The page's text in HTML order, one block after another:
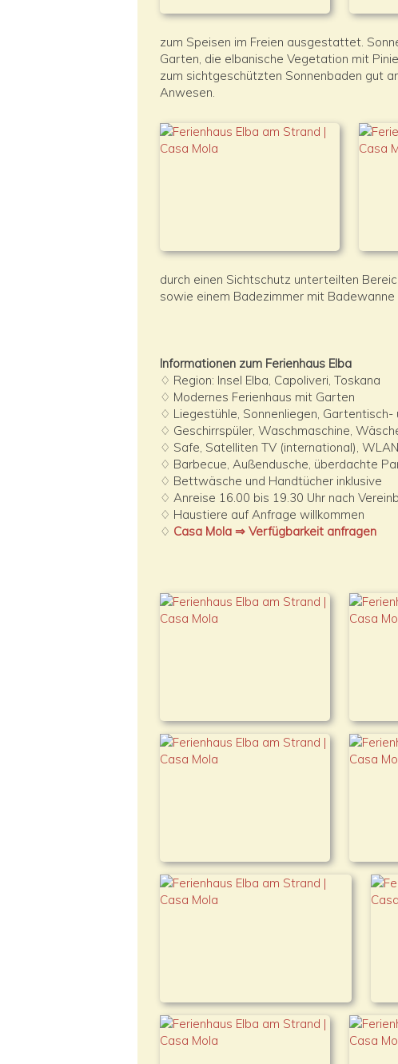
zum Speisen im Freien ausgestattet.
Garten, die elbanische Vegetation mit
zum sichtgeschützten Sonnenbaden gut
Anwesen.
durch einen Sichtschutz unterteilten
sowie einem Badezimmer mit Badewanne
Informationen zum Ferienhaus Elba
♢ Region: Insel Elba, Capoliveri, Toskana
♢ Modernes Ferienhaus mit Garten
♢ Liegestühle, Sonnenliegen, Gartentisch-
♢ Geschirrspüler, Waschmaschine,
♢ Safe, Satelliten TV (international),
♢ Barbecue, Außendusche, überdachte
♢ Bettwäsche und Handtücher inklusive
♢ Anreise 16.00 bis 19.30 Uhr nach
♢ Haustiere auf Anfrage willkommen
♢ Casa Mola ⇒ Verfügbarkeit anfragen